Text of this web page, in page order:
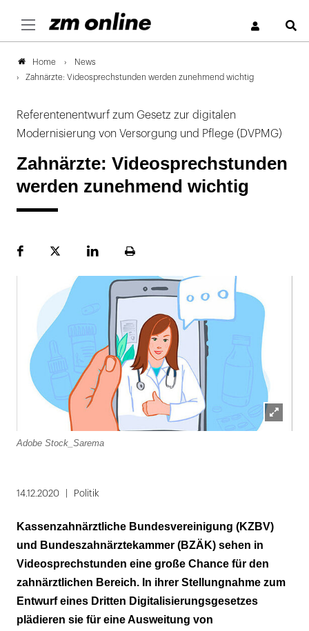
Home
News
Zahnärzte: Videosprechstunden werden zunehmend wichtig
Referentenentwurf zum Gesetz zur digitalen
Modernisierung von Versorgung und Pflege (DVPMG)
Zahnärzte: Videosprechstunden
werden zunehmend wichtig
FacebookPlattformLinekdInSeite
Lightbox
Adobe Stock_Sarema
14.12.2020 Politik
Kassenzahnärztliche Bundesvereinigung (KZBV)
und Bundeszahnärztekammer (BZÄK) sehen in
Videosprechstunden eine große Chance für den
zahnärztlichen Bereich. In ihrer Stellungnahme zum
Entwurf eines Dritten Digitalisierungsgesetzes
plädieren sie für eine Ausweitung von